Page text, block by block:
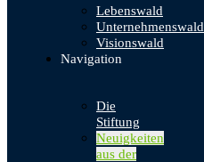
Lebenswald
Unternehmenswald
Visionswald
Navigation
Die
Stiftung
Neuigkeiten
aus der